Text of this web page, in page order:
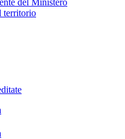
territorio